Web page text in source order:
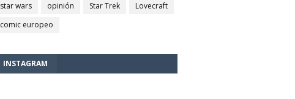
star wars
opinión Star Trek
Lovecraft
comic europeo
INSTAGRAM